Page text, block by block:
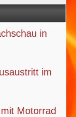
in
im
Motorrad